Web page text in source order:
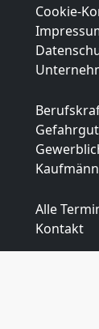
Cookie-
Gefahrgut
Alle
Kontakt